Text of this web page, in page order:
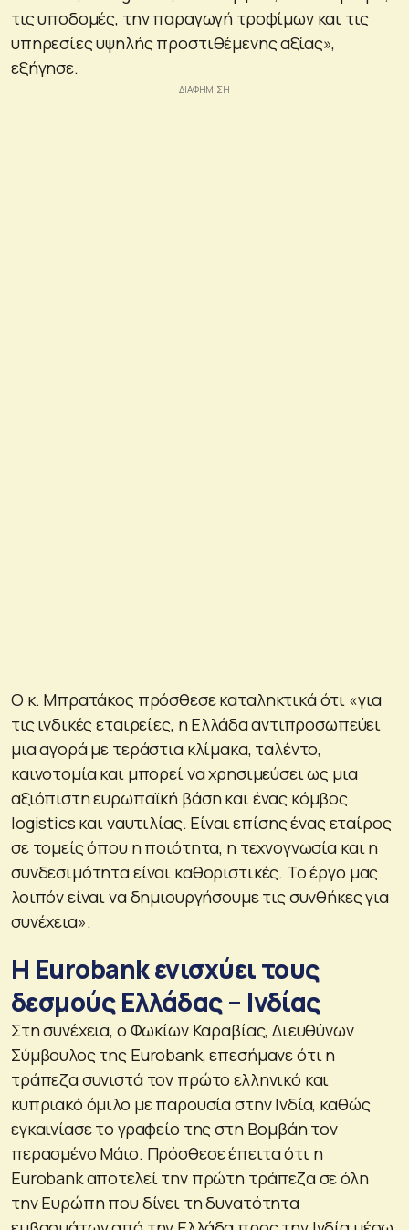
τις υποδομές, την παραγωγή τροφίμων και τις
υπηρεσίες υψηλής προστιθέμενης αξίας»,
εξήγησε.
Ο κ. Μπρατάκος πρόσθεσε καταληκτικά ότι «για
τις ινδικές εταιρείες, η Ελλάδα αντιπροσωπεύει
μια αγορά με τεράστια κλίμακα, ταλέντο,
καινοτομία και μπορεί να χρησιμεύσει ως μια
αξιόπιστη ευρωπαϊκή βάση και ένας κόμβος
logistics και ναυτιλίας. Είναι επίσης ένας εταίρος
σε τομείς όπου η ποιότητα, η τεχνογνωσία και η
συνδεσιμότητα είναι καθοριστικές. Το έργο μας
λοιπόν είναι να δημιουργήσουμε τις συνθήκες για
συνέχεια».
Η Eurobank ενισχύει τους
δεσμούς Ελλάδας – Ινδίας
Στη συνέχεια, ο Φωκίων Καραβίας, Διευθύνων
Σύμβουλος της Eurobank, επεσήμανε ότι η
τράπεζα συνιστά τον πρώτο ελληνικό και
κυπριακό όμιλο με παρουσία στην Ινδία, καθώς
εγκαινίασε το γραφείο της στη Βομβάη τον
περασμένο Μάιο. Πρόσθεσε έπειτα ότι η
Eurobank αποτελεί την πρώτη τράπεζα σε όλη
την Ευρώπη που δίνει τη δυνατότητα